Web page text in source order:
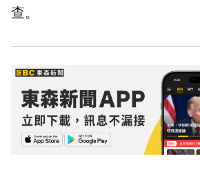
查。